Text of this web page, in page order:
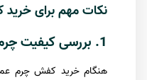
نکات مهم برای
1. بررسی کیفیت چرم
هنگام خرید کفش چرم